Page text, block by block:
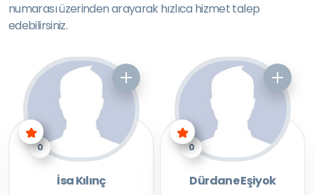
numarası üzerinden arayarak hızlıca hizmet talep
edebilirsiniz.
0
İsa Kılınç
0
Dürdane Eşiyok